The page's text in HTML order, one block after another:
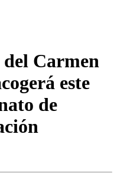
Carmen
este
de